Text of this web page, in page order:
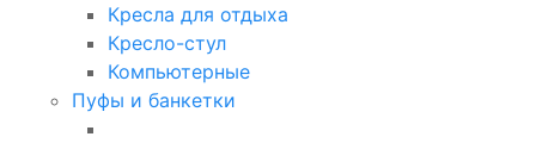
Кресла для отдыха
Кресло-стул
Компьютерные
Пуфы и банкетки